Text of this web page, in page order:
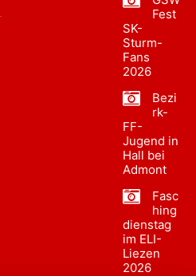
Fest
SK-
Sturm-
Fans
2026
Bezi
rk-
FF-
Jugend in
Hall bei
Admont
Fasc
hing
dienstag
im ELI-
Liezen
2026